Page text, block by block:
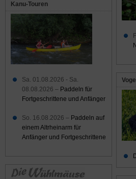
Kanu-Touren
Sa. 01.08.2026 - Sa.
08.08.2026 – Paddeln für
Fortgeschrittene und Anfänger
So. 16.08.2026 – Paddeln auf
einem Altrheinarm für
Anfänger und Fortgeschrittene